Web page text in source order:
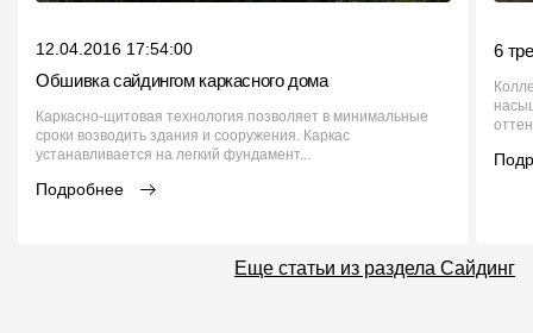
12.04.2016 17:54:00
Обшивка сайдингом каркасного дома
Каркасно-щитовая технология позволяет в минимальные
сроки возводить здания и сооружения. Каркас
устанавливается на легкий фундамент...
Подробнее
6
Еще статьи из раздела Сайдинг